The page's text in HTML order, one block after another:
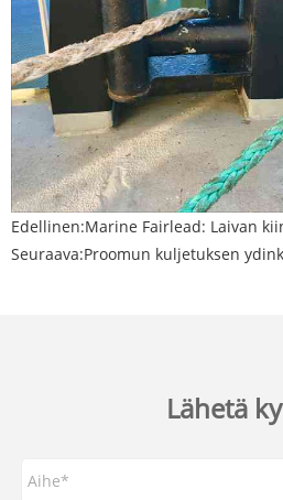
Edellinen:Marine Fairlead: Laivan
Seuraava:Proomun kuljetuksen
Lähetä